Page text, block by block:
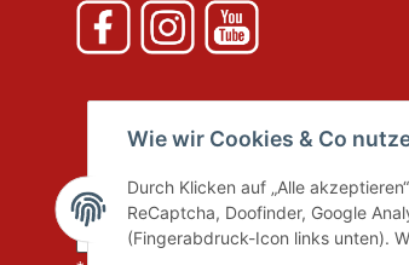
Wie wir Cookies & Co
Durch Klicken auf „Alle
ReCaptcha, Doofinder, Google
(Fingerabdruck-Icon links unten).
Vertrag widerrufen